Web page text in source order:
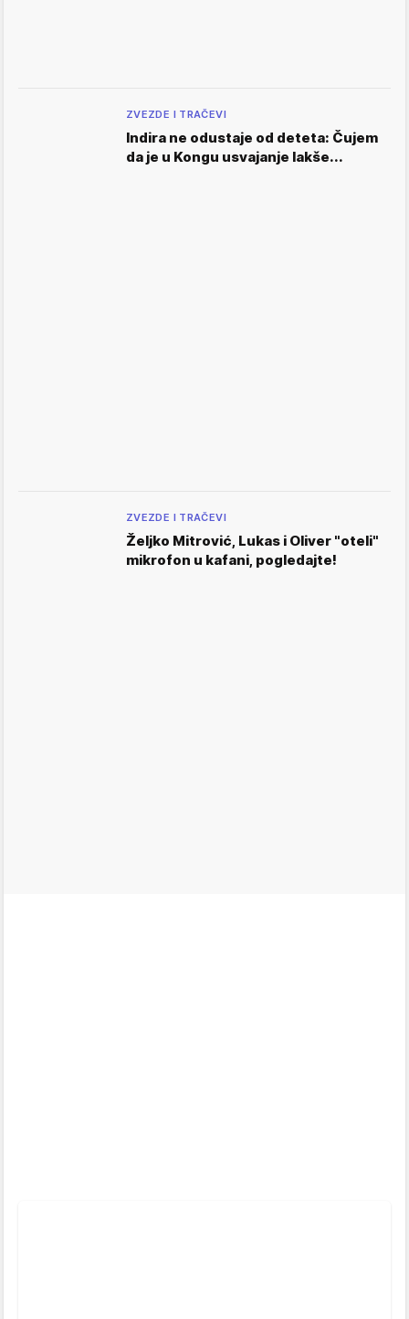
ZVEZDE I TRAČEVI
Indira ne odustaje od deteta: Čujem
da je u Kongu usvajanje lakše...
ZVEZDE I TRAČEVI
Željko Mitrović, Lukas i Oliver "oteli"
mikrofon u kafani, pogledajte!